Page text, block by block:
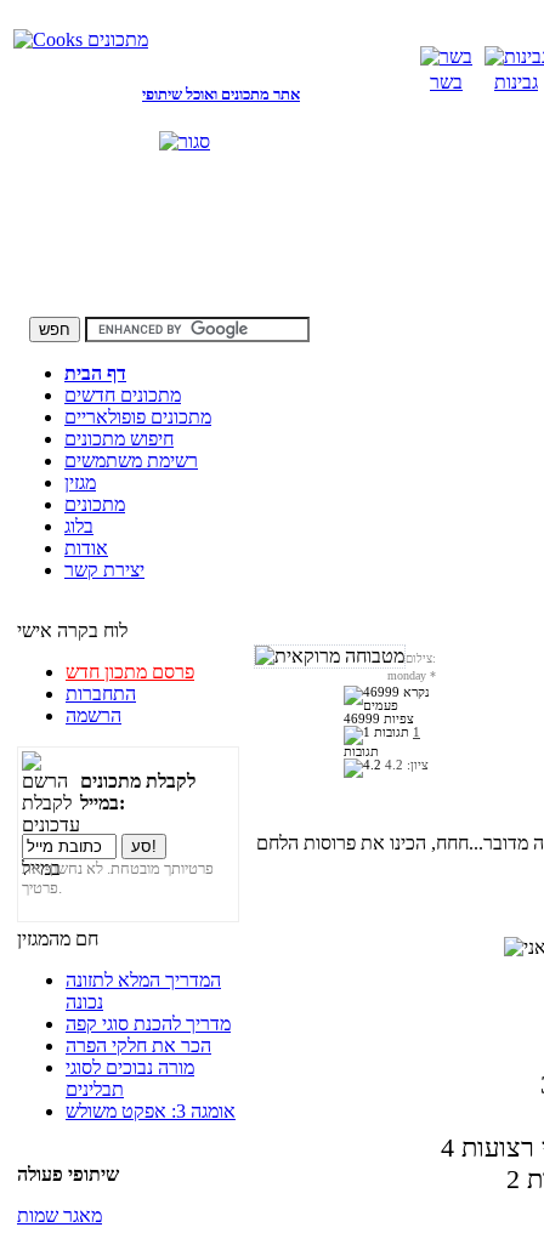
אתר מתכונים ואוכל שיתופי
בשר גבינות
דף הבית
מתכונים חדשים
מתכונים פופולאריים
חיפוש מתכונים
רשימת משתמשים
מגזין
מתכונים
בלוג
אודות
יצירת קשר
לוח בקרה אישי
פרסם מתכון חדש
התחברות
הרשמה
לקבלת מתכונים
במייל:
פרטיותך מובטחת. לא נחשוף את
פרטיך.
חם מהמגזין
המדריך המלא לתזונה
נכונה
מדריך להכנת סוגי קפה
הכר את חלקי הפרה
מורה נבוכים לסוגי
תבלינים
אומגה 3: אפקט משולש
שיתופי פעולה
מאגר שמות
צילום:
monday *
46999 צפיות
1
תגובות
ציון: 4.2
מדובר...חחח, הכינו את פרוסות הלחם
רצועות